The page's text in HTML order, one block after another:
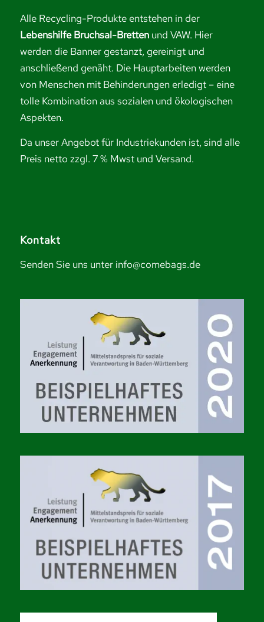
Alle Recycling-Produkte entstehen in der
Lebenshilfe Bruchsal-Bretten und VAW. Hier
werden die Banner gestanzt, gereinigt und
anschließend genäht. Die Hauptarbeiten werden
von Menschen mit Behinderungen erledigt – eine
tolle Kombination aus sozialen und ökologischen
Aspekten.
Da unser Angebot für Industriekunden ist, sind alle
Preis netto zzgl. 7 % Mwst und Versand.
Kontakt
Senden Sie uns unter info@comebags.de